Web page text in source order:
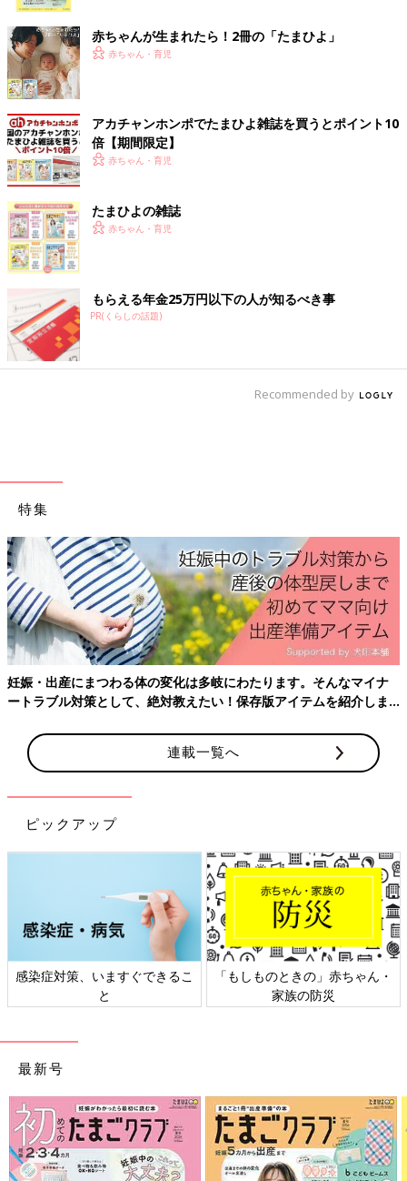
出典：Instagramアカウント「72_ochibigram」
72_ochibigramさんは、人気絵本「かおノート」のコラボTを購
入。目を引くデザインかつベースが白なので、春夏らしい明るい
色味とも相性バツグンですね！70～90サイズは肩部分にスナッ
プボタンがあるので、スポッと上からカンタンに着せられるのも
◎。お出かけ用にも普段着用にも使えるオシャレなデザインです
出典：Instagramアカウント「katsuwo07」
YUKAさんは、絵本「ねずみさんのパンツ」のコラボTを購入。
ユニクロのベビーアイテムは肌触りが良く、お洗濯でしっかり洗
ってもへたりにくいと評判です！ほどよいゆったり感なのも
Good♪ 赤ちゃんが寝返りをしたりハイハイしたりと、動きがア
クティブになる頃には、こういったロンTが使いやすいですよ
これからの時期に使える「肌着」「ロンT」「半袖T
シャツ」はコラボアイテムが断然おすすめ！お気に
肌着・ロンT・半袖Tシャツを選ぶ際は、無地も良いけど、コラ
ボデザインを選ぶのもおすすめです。色味やデザインが可愛らし
いものも多く、1枚着るだけでパッと華やかに見えるので、コー
赤ちゃんが生まれたら！2冊の「たまひよ」
赤ちゃん・育児
アカチャンホンポでたまひよ雑誌を買うとポイント10
倍【期間限定】
赤ちゃん・育児
たまひよの雑誌
赤ちゃん・育児
もらえる年金25万円以下の人が知るべき事
PR(くらしの話題)
Recommended by
特集
妊娠・出産にまつわる体の変化は多岐にわたります。そんなマイナ
ートラブル対策として、絶対教えたい！保存版アイテムを紹介しま
連載一覧へ
ピックアップ
感染症対策、いますぐできるこ
と
「もしものときの」赤ちゃん・
家族の防災
最新号